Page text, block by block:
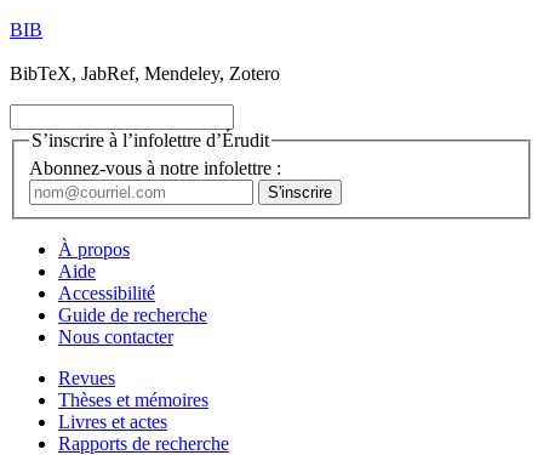
BIB
BibTeX, JabRef, Mendeley, Zotero
S’inscrire à l’infolettre d’Érudit
Abonnez-vous à notre infolettre :
À propos
Aide
Accessibilité
Guide de recherche
Nous contacter
Revues
Thèses et mémoires
Livres et actes
Rapports de recherche